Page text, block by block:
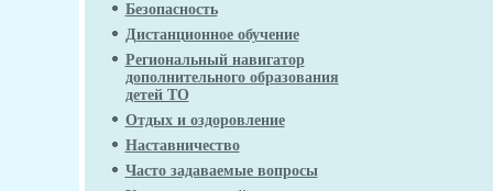
Безопасность
Дистанционное обучение
Региональный навигатор
дополнительного образования
детей ТО
Отдых и оздоровление
Наставничество
Часто задаваемые вопросы